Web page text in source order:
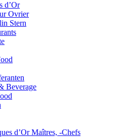
d’Or
Ovrier
Stern
Beverage
d’Or Maîtres, -Chefs